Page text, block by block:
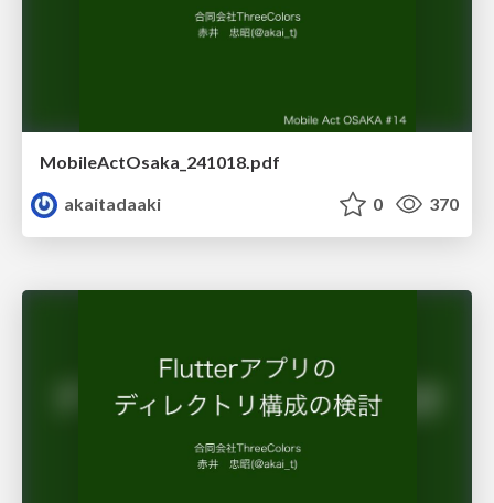
MobileActOsaka_241018.pdf
akaitadaaki
0 370